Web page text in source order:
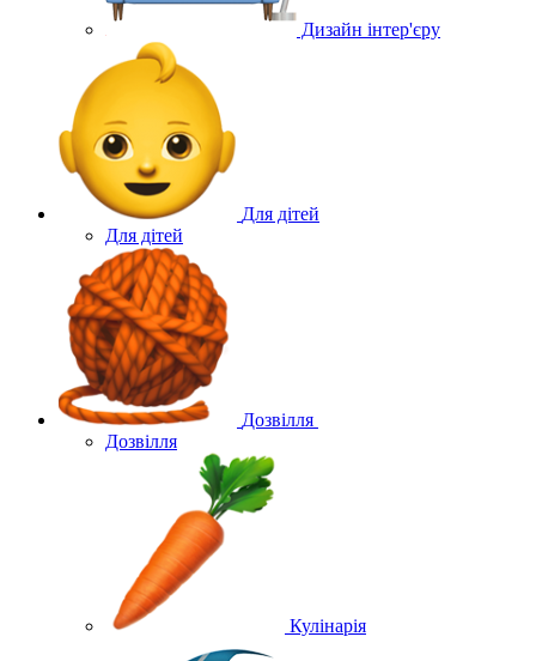
Дизайн інтер'єру
Для дітей
Для дітей
Дозвілля
Дозвілля
Кулінарія